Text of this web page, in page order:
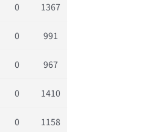
0 1367
0 991
0 967
0 1410
0 1158